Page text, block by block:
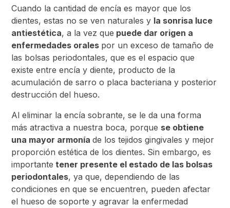
Cuando la cantidad de encía es mayor que los
dientes, estas no se ven naturales y la sonrisa luce
antiestética, a la vez que puede dar origen a
enfermedades orales por un exceso de tamaño de
las bolsas periodontales, que es el espacio que
existe entre encía y diente, producto de la
acumulación de sarro o placa bacteriana y posterior
destrucción del hueso.
Al eliminar la encía sobrante, se le da una forma
más atractiva a nuestra boca, porque se obtiene
una mayor armoníade los tejidos gingivales y mejor
proporción estética de los dientes. Sin embargo, es
importante tener presente el estado de las bolsas
periodontales, ya que, dependiendo de las
condiciones en que se encuentren, pueden afectar
el hueso de soporte y agravar la enfermedad